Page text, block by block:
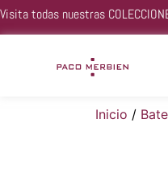
Visita todas nuestras
Inicio /